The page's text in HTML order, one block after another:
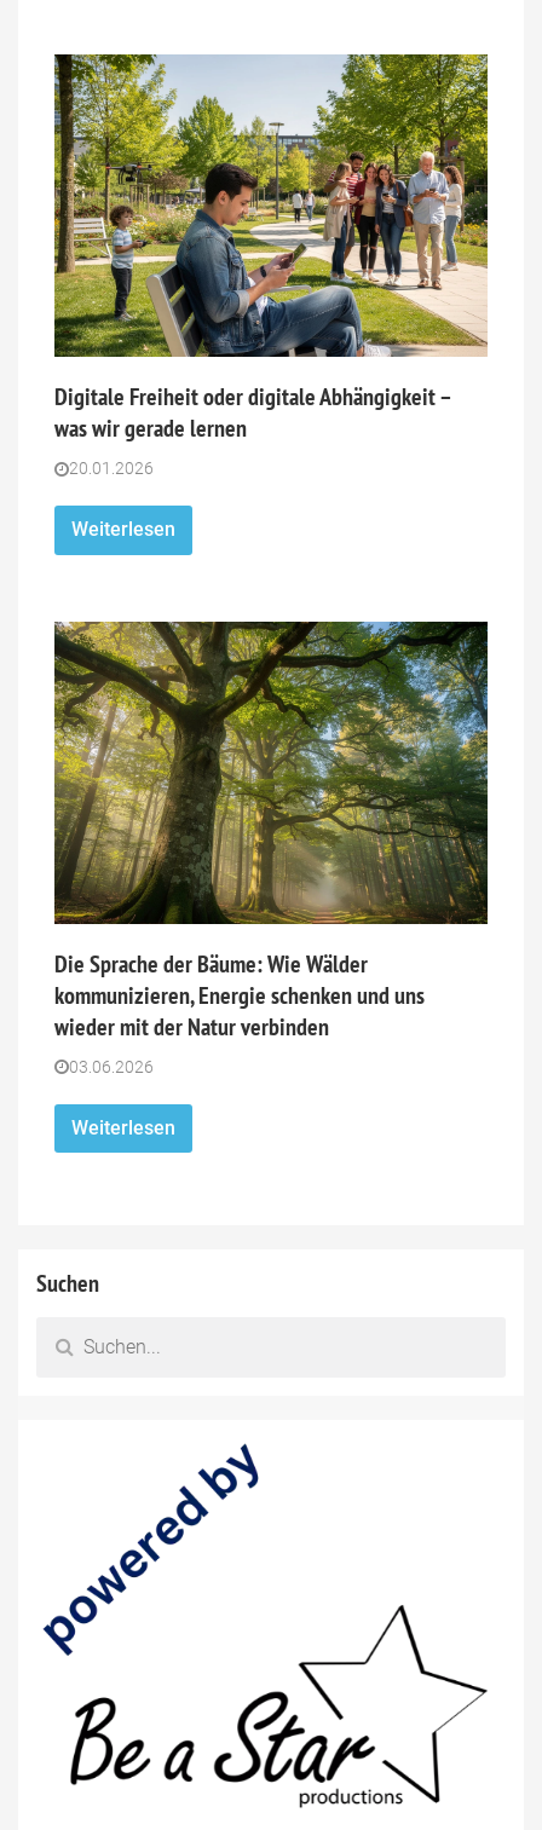
Digitale Freiheit oder digitale Abhängigkeit –
was wir gerade lernen
20.01.2026
Weiterlesen
Die Sprache der Bäume: Wie Wälder
kommunizieren, Energie schenken und uns
wieder mit der Natur verbinden
03.06.2026
Weiterlesen
Suchen